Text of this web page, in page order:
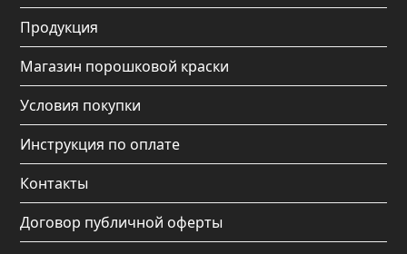
m
Продукция
Магазин порошковой краски
Условия покупки
Инструкция по оплате
Контакты
Договор публичной оферты